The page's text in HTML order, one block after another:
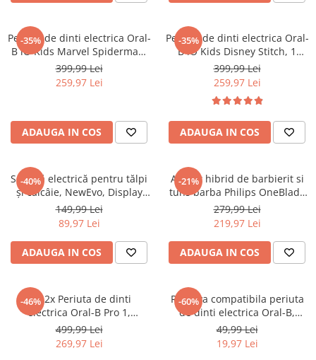
-35%
Periuta de dinti electrica Oral-
B iO Kids Marvel Spiderman,
1 capat de periaj, 1 trusa de
calatorie, 3 moduri cu modul
sensibil prietenos pentru
2 minute, pentru varste de
399,99 Lei
259,97 Lei
ADAUGA IN COS
-35%
Periuta de dinti electrica Oral-
B iO Kids Disney Stitch, 1
Capat de periaj, 1 Trusa de
calatorie, 3 moduri, Modul
sensibil prietenos pentru
copii, Cronometru muzical de
2 minute, Pentru varste de 6+
399,99 Lei
259,97 Lei
ADAUGA IN COS
-40%
Set Pilă electrică pentru tălpi
și călcâie, NewEvo, Display
digital LED, Acumulator 1200
mAh, Încărcare USB,
Impermeabil, 2 viteze, 2400
rot/min, 3 capete incluse,
Lanternă LED, Îndepărtare
149,99 Lei
89,97 Lei
ADAUGA IN COS
-21%
Aparat hibrid de barbierit si
tuns barba Philips OneBlade
360 QP2734/31, pieptene
reglabil 5 in 1, reincarcabil,
umed si uscat, 60 min, USB-A,
husa, capac de protectie,
lama 360 inlocuibila
279,99 Lei
219,97 Lei
ADAUGA IN COS
-46%
Set 2x Periuta de dinti
electrica Oral-B Pro 1,
Curatare 3D, 3 programe, 1
capat de periaj,
Negru/Albastru
499,99 Lei
269,97 Lei
-60%
Rezerva compatibila periuta
de dinti electrica Oral-B,
Dentos Sensitive Clean, 4
bucati, Alb
49,99 Lei
19,97 Lei